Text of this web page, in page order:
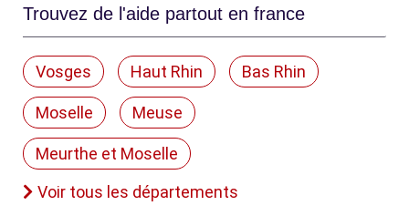
Trouvez de l'aide partout en france
Vosges Haut Rhin Bas Rhin
Moselle Meuse
Meurthe et Moselle
Voir tous les départements